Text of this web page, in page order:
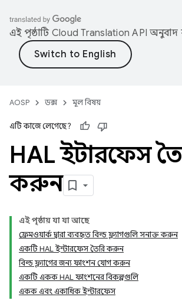
এই পৃষ্ঠাটি Cloud Translation API অনুবাদ
AOSP ডক্স মূল বিষয়
এটি কাজে লেগেছে?
HAL ইন্টারফেস
করুন
এই পৃষ্ঠায় যা যা আছে
ফ্রেমওয়ার্ক দ্বারা ব্যবহৃত বিল্ড ফ্ল্যাগগুলি সনাক্ত করুন
একটি HAL ইন্টারফেস তৈরি করুন
বিল্ড ফ্ল্যাগের জন্য ফাংশন যোগ করুন
একটি একক HAL ফাংশনের বিকল্পগুলি
একক এবং একাধিক ইন্টারফেস